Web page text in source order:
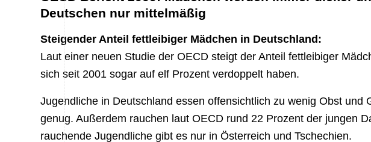
Deutschen nur mittelmäßig
Steigender Anteil fettleibiger Mädchen in Deutschland:
Laut einer neuen Studie der OECD steigt der Anteil fettleibiger
sich seit 2001 sogar auf elf Prozent verdoppelt haben.
Jugendliche in Deutschland essen offensichtlich zu wenig Obst und
genug. Außerdem rauchen laut OECD rund 22 Prozent der jungen
rauchende Jugendliche gibt es nur in Österreich und Tschechien.